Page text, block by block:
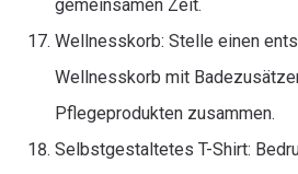
gemeinsamen Zeit.
Wellnesskorb: Stelle einen
Wellnesskorb mit
Pflegeprodukten zusammen.
Selbstgestaltetes T-Shirt: